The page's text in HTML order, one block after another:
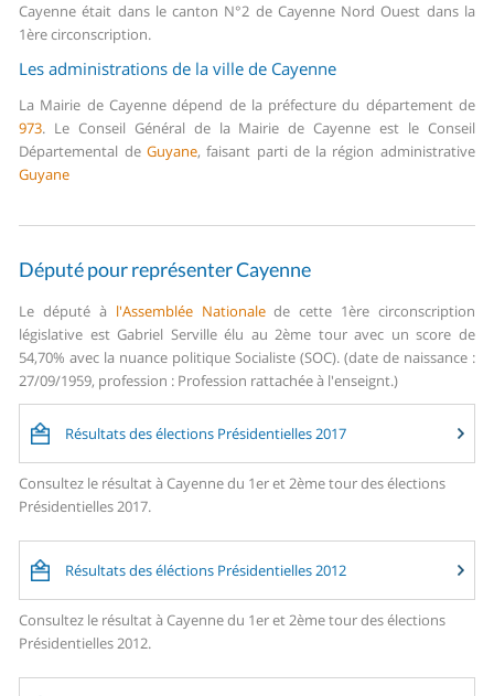
Cayenne était dans le canton N°2 de Cayenne Nord Ouest dans la
1ère circonscription.
Les administrations de la ville de Cayenne
La Mairie de Cayenne dépend de la préfecture du département de
973. Le Conseil Général de la Mairie de Cayenne est le Conseil
Départemental de Guyane, faisant parti de la région administrative
Guyane
Député pour représenter Cayenne
Le député à l'Assemblée Nationalede cette 1ère circonscription
législative est Gabriel Serville élu au 2ème tour avec un score de
54,70% avec la nuance politique Socialiste (SOC). (date de naissance :
27/09/1959, profession : Profession rattachée à l'enseignt.)
Résultats des élections Présidentielles 2017
Consultez le résultat à Cayenne du 1er et 2ème tour des élections
Présidentielles 2017.
Résultats des éléctions Présidentielles 2012
Consultez le résultat à Cayenne du 1er et 2ème tour des élections
Présidentielles 2012.